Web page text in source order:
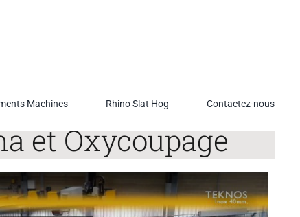
Machines Rhino Slat Hog Contactez-nous
et Oxycoupage